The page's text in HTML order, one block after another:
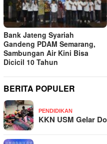
Bank Jateng Syariah
Gandeng PDAM Semarang,
Sambungan Air Kini Bisa
Dicicil 10 Tahun
BERITA POPULER
PENDIDIKAN
KKN USM Gelar